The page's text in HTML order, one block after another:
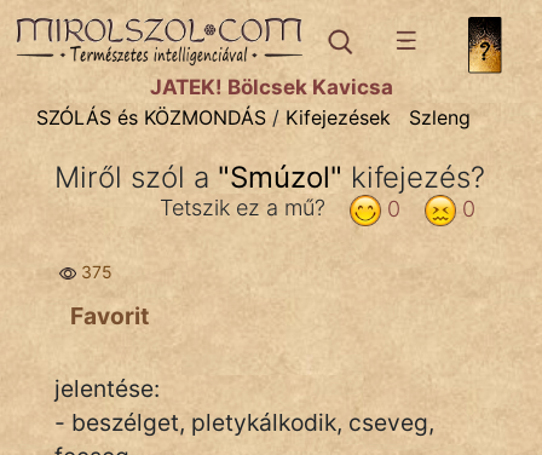
SZÓLÁS ÉS KÖZMONDÁStémák:
Bibliai
Közmondások
Rímelő
Szállóigék
Szólások
JÁTÉK! Bölcsek Kavicsa
SZÓLÁS és KÖZMONDÁS / Kifejezések Szleng
Miről szól a "Smúzol" kifejezés?
0
0
Tetszik ez a mű?
375
Favorit
jelentése:
- beszélget, pletykálkodik, cseveg,